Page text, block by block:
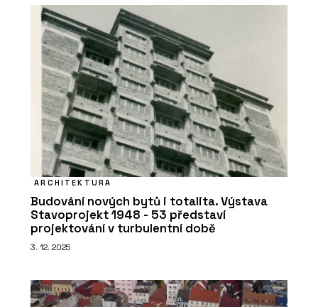
PRODUKTY
Interiérová klika MPK Impressa Switch
Lock - MP KOVÁNÍ
ARCHITEKTURA
Budování nových bytů i totalita. Výstava
Stavoprojekt 1948 - 53 představí
projektování v turbulentní době
3. 12. 2025